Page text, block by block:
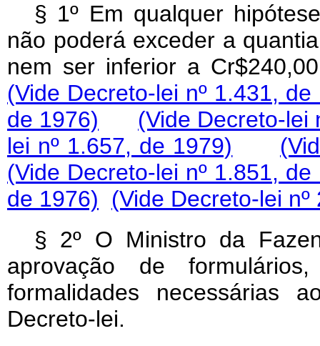
§ 1º Em qualquer
não poderá exceder a
nem ser inferior a
(Vide Decreto-lei nº 1.431, de
de 1976)
(Vide Decreto-lei
lei nº 1.657, de 1979)
(Vide Decreto-lei nº 1.851, de
de 1976)
(Vide Decreto-lei
§ 2º O Ministro da
aprovação de
formalidades necessárias
Decreto-lei.